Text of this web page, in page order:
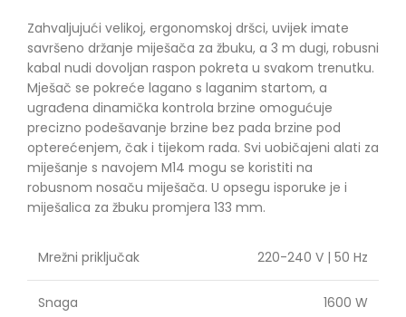
Zahvaljujući velikoj, ergonomskoj dršci, uvijek imate
savršeno držanje miješača za žbuku, a 3 m dugi, robusni
kabal nudi dovoljan raspon pokreta u svakom trenutku.
Mješač se pokreće lagano s laganim startom, a
ugrađena dinamička kontrola brzine omogućuje
precizno podešavanje brzine bez pada brzine pod
opterećenjem, čak i tijekom rada. Svi uobičajeni alati za
miješanje s navojem M14 mogu se koristiti na
robusnom nosaču miješača. U opsegu isporuke je i
miješalica za žbuku promjera 133 mm.
Mrežni priključak 220-240 V | 50 Hz
Snaga 1600 W